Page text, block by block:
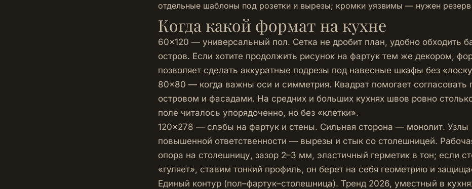
отдельные шаблоны под розетки и вырезы; кромки уязвимы — нужен резерв
Когда какой формат на кухне
60×120 — универсальный пол. Сетка не дробит план, удобно обходить
остров. Если хотите продолжить рисунок на фартук тем же декором,
позволяет сделать аккуратные подрезы под навесные шкафы без
80×80 — когда важны оси и симметрия. Квадрат помогает согласовать
островом и фасадами. На средних и больших кухнях швов ровно
поле читалось упорядоченно, но без «клетки».
120×278 — слэбы на фартук и стены. Сильная сторона — монолит. Узлы
повышенной ответственности — вырезы и стык со столешницей.
опора на столешницу, зазор 2–3 мм, эластичный герметик в тон; если
«гуляет», ставим тонкий профиль, он берет на себя геометрию и
Единый контур (пол–фартук–столешница). Тренд 2026, уместный в